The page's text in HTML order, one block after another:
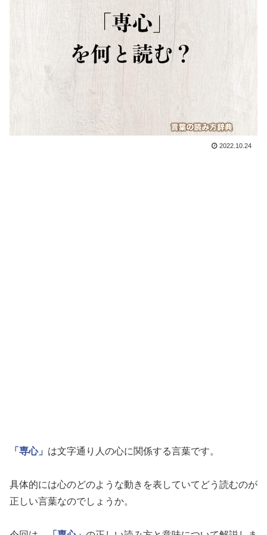
2022.10.24
「専心」 は文字通り人の心に関係する言葉です。
具体的には心のどのような動きを表していてどう読むのが
正しい言葉なのでしょうか。